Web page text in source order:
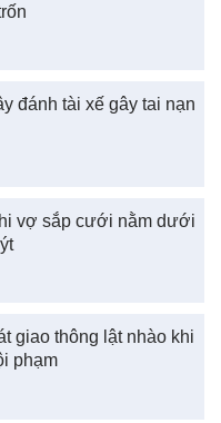
đánh tài xế gây tai nạn
vợ sắp cưới nằm dưới
giao thông lật nhào khi
phạm